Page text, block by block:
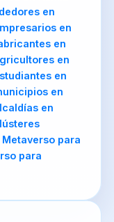
en
en
en
en
en
en
en
para
para